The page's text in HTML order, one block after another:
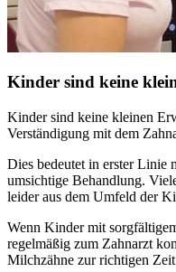
Kinder sind keine
Kinder sind keine kleinen
Verständigung mit dem
Dies bedeutet in erster Linie
umsichtige Behandlung.
leider aus dem Umfeld der
Wenn Kinder mit
regelmäßig zum Zahnarzt
Milchzähne zur richtigen